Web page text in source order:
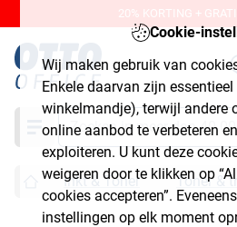
Cookie-
Wij maken gebruik van
Enkele daarvan zijn
winkelmandje), terwijl andere
online aanbod te verbeteren
exploiteren. U kunt deze
weigeren door te klikken op
cookies accepteren”.
instellingen op elk moment
20% KORTING +
Zoeken
Inkt & Toner Toner &